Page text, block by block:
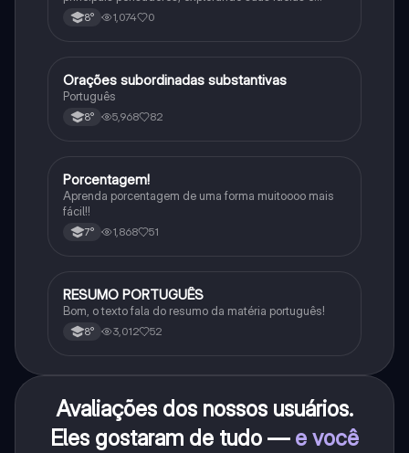
impacto histórico.
8° 1,074 0
Português
Orações subordinadas substantivas
Português
8° 5,968 82
Matematica
Porcentagem!
Aprenda porcentagem de uma forma muitoooo mais
fácil!!
7° 1,868 51
Português
RESUMO PORTUGUÊS
Bom, o texto fala do resumo da matéria português!
8° 3,012 52
Avaliações dos nossos usuários.
Eles gostaram de tudo — e você